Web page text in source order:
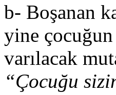
b- Boşanan
yine
varılacak
“Çocuğu